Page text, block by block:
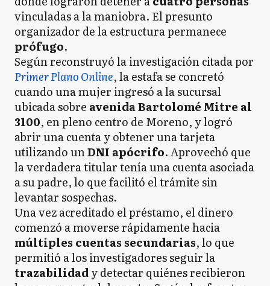
vinculadas a la maniobra. El presunto
organizador de la estructura permanece
prófugo.
Según reconstruyó la investigación citada por
Primer Plano Online, la estafa se concretó
cuando una mujer ingresó a la sucursal
ubicada sobre avenida Bartolomé Mitre al
3100, en pleno centro de Moreno, y logró
abrir una cuenta y obtener una tarjeta
utilizando unDNI apócrifo. Aprovechó que
la verdadera titular tenía una cuenta asociada
a su padre, lo que facilitó el trámite sin
levantar sospechas.
Una vez acreditado el préstamo, el dinero
comenzó a moverse rápidamente hacia
múltiples cuentas secundarias, lo que
permitió a los investigadores seguir la
trazabilidady detectar quiénes recibieron